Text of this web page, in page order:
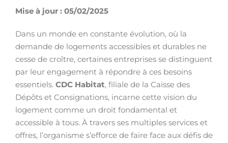
Mise à jour : 05/02/2025
Dans un monde en constante évolution, où la
demande de logements accessibles et durables ne
cesse de croître, certaines entreprises se distinguent
par leur engagement à répondre à ces besoins
essentiels. CDC Habitat, filiale de la Caisse des
Dépôts et Consignations, incarne cette vision du
logement comme un droit fondamental et
accessible à tous. À travers ses multiples services et
offres, l’organisme s’efforce de faire face aux défis de